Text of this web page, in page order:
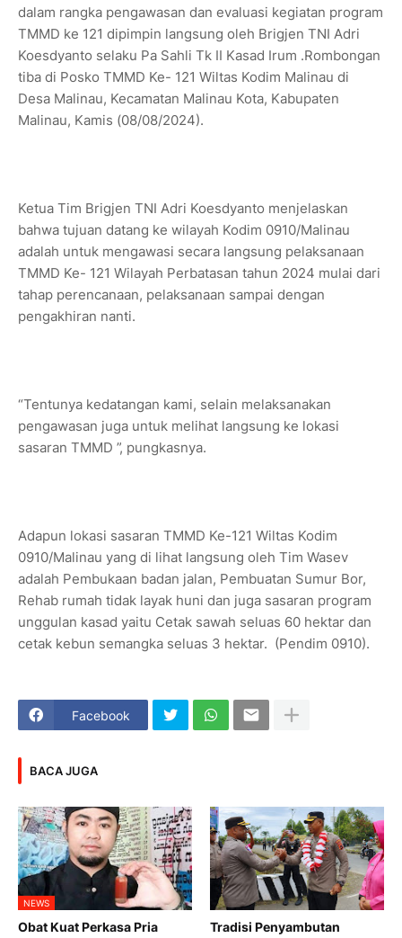
dalam rangka pengawasan dan evaluasi kegiatan program
TMMD ke 121 dipimpin langsung oleh Brigjen TNI Adri
Koesdyanto selaku Pa Sahli Tk II Kasad Irum .Rombongan
tiba di Posko TMMD Ke- 121 Wiltas Kodim Malinau di
Desa Malinau, Kecamatan Malinau Kota, Kabupaten
Malinau, Kamis (08/08/2024).
Ketua Tim Brigjen TNI Adri Koesdyanto menjelaskan
bahwa tujuan datang ke wilayah Kodim 0910/Malinau
adalah untuk mengawasi secara langsung pelaksanaan
TMMD Ke- 121 Wilayah Perbatasan tahun 2024 mulai dari
tahap perencanaan, pelaksanaan sampai dengan
pengakhiran nanti.
“Tentunya kedatangan kami, selain melaksanakan
pengawasan juga untuk melihat langsung ke lokasi
sasaran TMMD ”, pungkasnya.
Adapun lokasi sasaran TMMD Ke-121 Wiltas Kodim
0910/Malinau yang di lihat langsung oleh Tim Wasev
adalah Pembukaan badan jalan, Pembuatan Sumur Bor,
Rehab rumah tidak layak huni dan juga sasaran program
unggulan kasad yaitu Cetak sawah seluas 60 hektar dan
cetak kebun semangka seluas 3 hektar. (Pendim 0910).
Facebook
BACA JUGA
NEWS
Obat Kuat Perkasa Pria
Tradisi Penyambutan